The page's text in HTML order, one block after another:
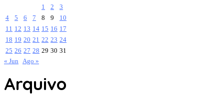
1
2
3
4
5 6 7 8 9
10
11 12 13 14 15 16 17
18 19 20 21 22 23 24
25 26 27 28 29 30 31
« Jun
Ago »
Arquivo